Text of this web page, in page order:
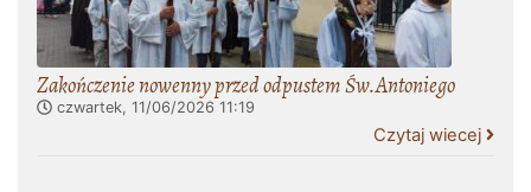
Zakończenie nowenny przed odpustem Św.Antoniego
czwartek, 11/06/2026 11:19
Czytaj wiecej